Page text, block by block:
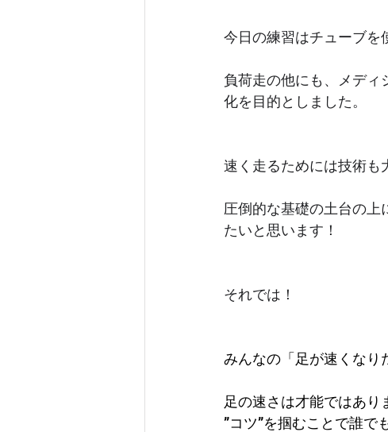
今日の練習はチューブを
負荷走の他にも、メディ
化を目的としました。
速く走るためには技術も
圧倒的な基礎の土台の上
たいと思います！
それでは！
みんなの「足が速くなり
足の速さは才能ではあり
”コツ”を掴むことで誰で